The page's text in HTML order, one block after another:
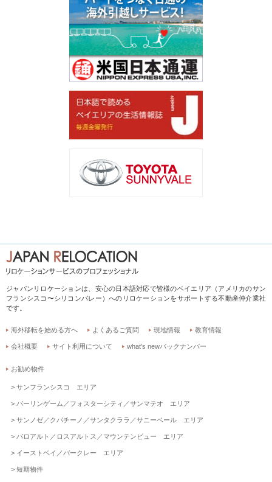
ジャパンリロケーションは、安心の日本語対応で皆様のベイエリア（アメリカのサン
フランシスコ〜シリコンバレー）へのリロケーションをサポートする不動産仲介業社
です。
海外移転を始める方へ よくあるご質問 現地情報 教育情報
会社概要 サイト利用について what’s newバックナンバー
お勧め物件
サンフランシスコ エリア
バーリンゲーム／フォスターシティ／サンマテオ エリア
サンノゼ／クパチーノ／サンタクララ／サニーベール エリア
パロアルト／ロスアルトス／マウンテンビュー エリア
イーストベイ／バークレー エリア
短期物件